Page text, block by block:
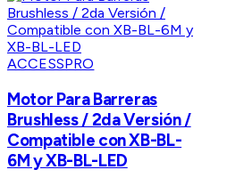
ACCESSPRO
Motor Para Barreras
Brushless / 2da Versión /
Compatible con XB-BL-
6M y XB-BL-LED